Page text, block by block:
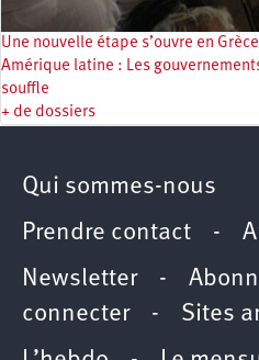
Une nouvelle étape s’ouvre en Grèce
Amérique latine : Les
souffle
+ de dossiers
Qui sommes-nous
Prendre contact -
Newsletter -
connecter- Sites